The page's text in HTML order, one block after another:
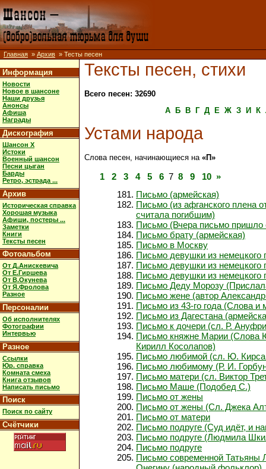
Главная » Архив » Тесты песен
Информация
Новости
Новое в шансоне
Наши друзья
Анонсы
Афиша
Награды
Дискография
Шансон X
Истоки
Военный шансон
Песни цыган
Барды
Ретро, эстрада ...
Архив
Историческая справка
Хорошая музыка
Афиши, постеры ...
Заметки
Книги
Тексты песен
Фотоальбом
От Д.Анискевича
От Е.Гиршева
От В.Окунева
От Я.Фролова
Разное
Персоналии
Об исполнителях
Фотографии
Интервью
Разное
Ссылки
Юр. справка
Комната смеха
Книга отзывов
Написать письмо
Поиск
Поиск по сайту
Счётчики
Тексты песен, стихи
Всего песен: 32690
А
Б В Г Д Е Ж З И К
Устами народа
Слова песен, начинающиеся на «П»
1 2 3 4 5 6 7 8 9 10 »
Письмо (армейская)
Письмо (из афганского плена
считала погибшим)
Письмо (Вчера письмо пришло
Письмо брату (армейская)
Письмо в Москву
Письмо девушки из немецкого
Письмо девушки из немецкого
Письмо девушки из немецкого
Письмо Деду Морозу
Письмо жене (автор
Письмо из 43-го года (Слова
Письмо из Дагестана
Письмо к дочери (сл. Р.
Письмо княжне Марии (Слова
Кирилл Косолапов)
Письмо любимой (сл. Ю.
Письмо любимому (Р. И.
Письмо матери (сл. Виктор
Письмо Маше (Подобед С.)
Письмо от жены
Письмо от жены (Сл. Джека
Письмо от матери
Письмо подруге (Суд идёт, и
Письмо подруге (Людмила
Письмо подруге
Письмо современной Татьяны